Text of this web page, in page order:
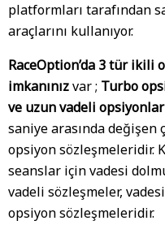
platformları tarafından
araçlarını kullanıyor.
RaceOption’da 3 tür ikili
imkanınızvar ; Turbo
ve uzun vadeli opsiyonlar
saniye arasında değişen
opsiyon sözleşmeleridir.
seanslar için vadesi
vadeli sözleşmeler,
opsiyon sözleşmeleridir.